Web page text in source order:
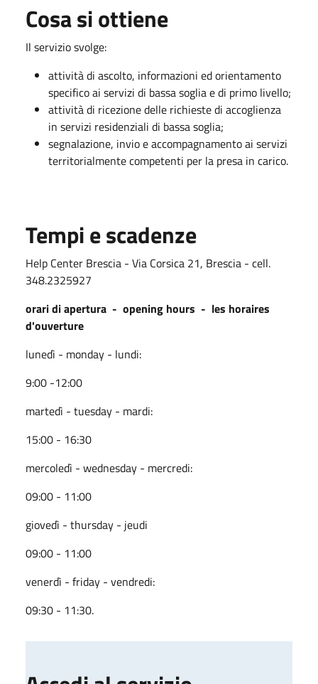
Cosa si ottiene
Il servizio svolge:
attività di ascolto, informazioni ed orientamento
specifico ai servizi di bassa soglia e di primo livello;
attività di ricezione delle richieste di accoglienza
in servizi residenziali di bassa soglia;
segnalazione, invio e accompagnamento ai servizi
territorialmente competenti per la presa in carico.
Tempi e scadenze
Help Center Brescia - Via Corsica 21, Brescia - cell.
348.2325927
orari di apertura - opening hours - les horaires
d'ouverture
lunedì - monday - lundi:
9:00 -12:00
martedì - tuesday - mardi:
15:00 - 16:30
mercoledì - wednesday - mercredi:
09:00 - 11:00
giovedì - thursday - jeudi
09:00 - 11:00
venerdì - friday - vendredi:
09:30 - 11:30.